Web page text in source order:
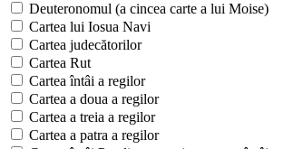
Deuteronomul (a cincea carte a lui Moise)
Cartea lui Iosua Navi
Cartea judecătorilor
Cartea Rut
Cartea întâi a regilor
Cartea a doua a regilor
Cartea a treia a regilor
Cartea a patra a regilor